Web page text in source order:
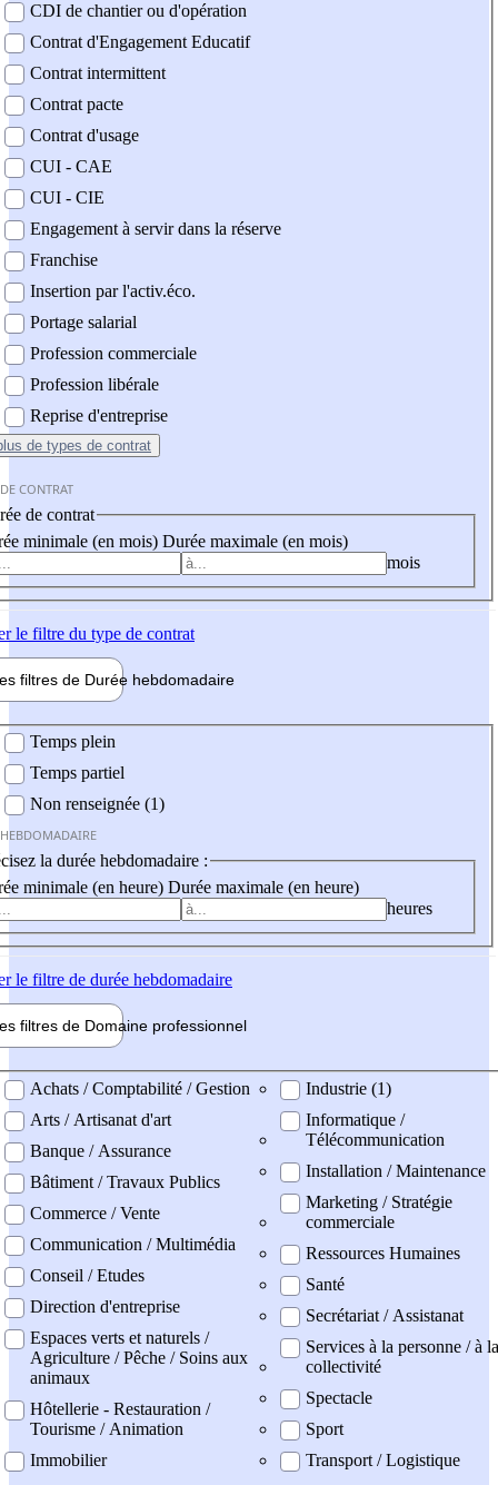
CDI de chantier ou d'opération
Contrat d'Engagement Educatif
Contrat intermittent
Contrat pacte
Contrat d'usage
CUI - CAE
CUI - CIE
Engagement à servir dans la réserve
Franchise
Insertion par l'activ.éco.
Portage salarial
Profession commerciale
Profession libérale
Reprise d'entreprise
de types de contrat
CONTRAT
de contrat
minimale (en mois) Durée maximale (en mois)
mois
le filtre du type de contrat
filtres de Durée hebdomadaire
Temps plein
Temps partiel
Non renseignée (1)
la durée hebdomadaire :
minimale (en heure) Durée maximale (en heure)
heures
le filtre de durée hebdomadaire
filtres de Domaine professionnel
professionel
Achats / Comptabilité / Gestion
Arts / Artisanat d'art
Banque / Assurance
Bâtiment / Travaux Publics
Commerce / Vente
Communication / Multimédia
Conseil / Etudes
Direction d'entreprise
Espaces verts et naturels /
Agriculture / Pêche / Soins aux
animaux
Hôtellerie - Restauration /
Tourisme / Animation
Immobilier
Industrie (1)
Informatique /
Télécommunication
Installation / Maintenance
Marketing / Stratégie
commerciale
Ressources Humaines
Santé
Secrétariat / Assistanat
Services à la personne / à la
collectivité
Spectacle
Sport
Transport / Logistique